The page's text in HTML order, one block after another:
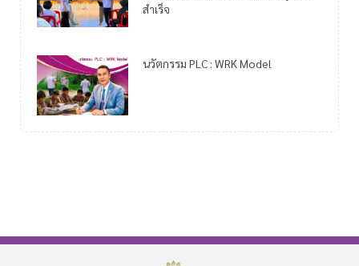
สำเร็จ
นวัตกรรม PLC : WRK Model